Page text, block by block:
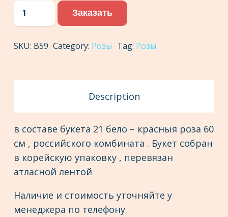
Букет
«
21
quantity
Заказать
SKU: В59 Category: Розы Tag: Розы
Description
в составе букета 21 бело – красныя роза 60
см , российского комбината . Букет собран
в корейскую упаковку , перевязан
атласной лентой
Наличие и стоимость уточняйте у
менеджера по телефону.